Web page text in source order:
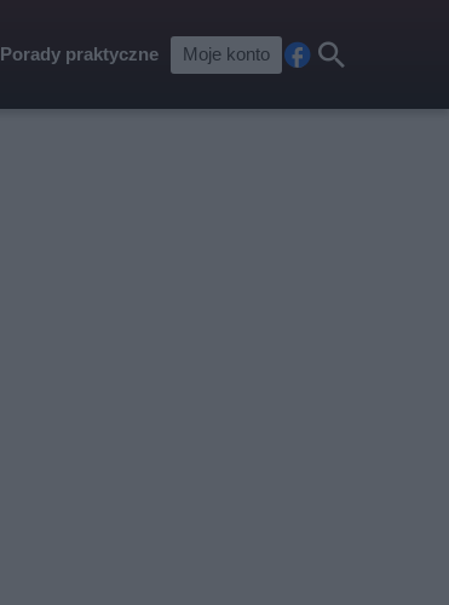
Porady praktyczne Moje konto
cebkaj